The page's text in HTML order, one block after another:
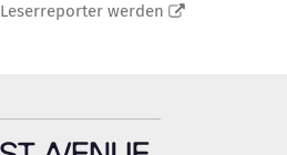
Leserreporter werden